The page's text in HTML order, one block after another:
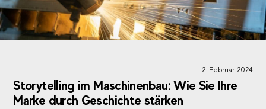
2. Februar 2024
Storytelling im Maschinenbau: Wie Sie Ihre
Marke durch Geschichte stärken